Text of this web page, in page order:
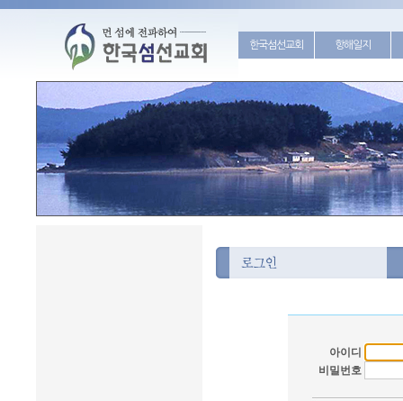
한국섬선교회 항해일지
아이디
비밀번호